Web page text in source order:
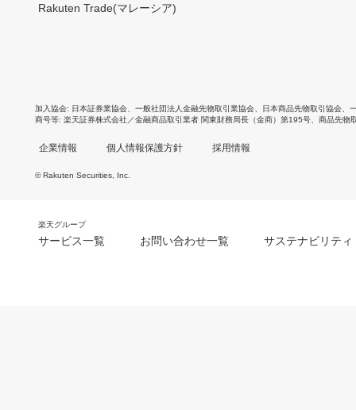
Rakuten Trade(マレーシア)
加入協会 日本証券業協会 一般社団法人金融先物取引業協会 日本商品先物取引協会
商号等 楽天証券株式会社／金融商品取引業者 関東財務局長（金商）第195号、商品先物
企業情報 個人情報保護方針 採用情報
© Rakuten Securities, Inc.
楽天グループ
サービス一覧 お問い合わせ一覧 サステナビリティ